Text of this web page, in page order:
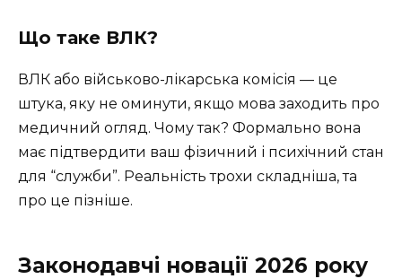
Що таке ВЛК?
ВЛК або військово-лікарська комісія — це
штука, яку не оминути, якщо мова заходить про
медичний огляд. Чому так? Формально вона
має підтвердити ваш фізичний і психічний стан
для “служби”. Реальність трохи складніша, та
про це пізніше.
Законодавчі новації 2026 року